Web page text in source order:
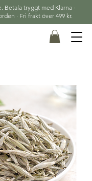
Betala tryggt med Klarna ·
· Fri frakt över 499 kr.